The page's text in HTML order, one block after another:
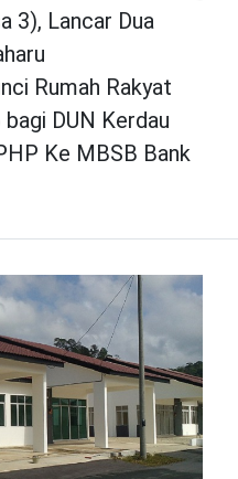
3), Lancar Dua
Rumah Rakyat
DUN Kerdau
Ke MBSB Bank